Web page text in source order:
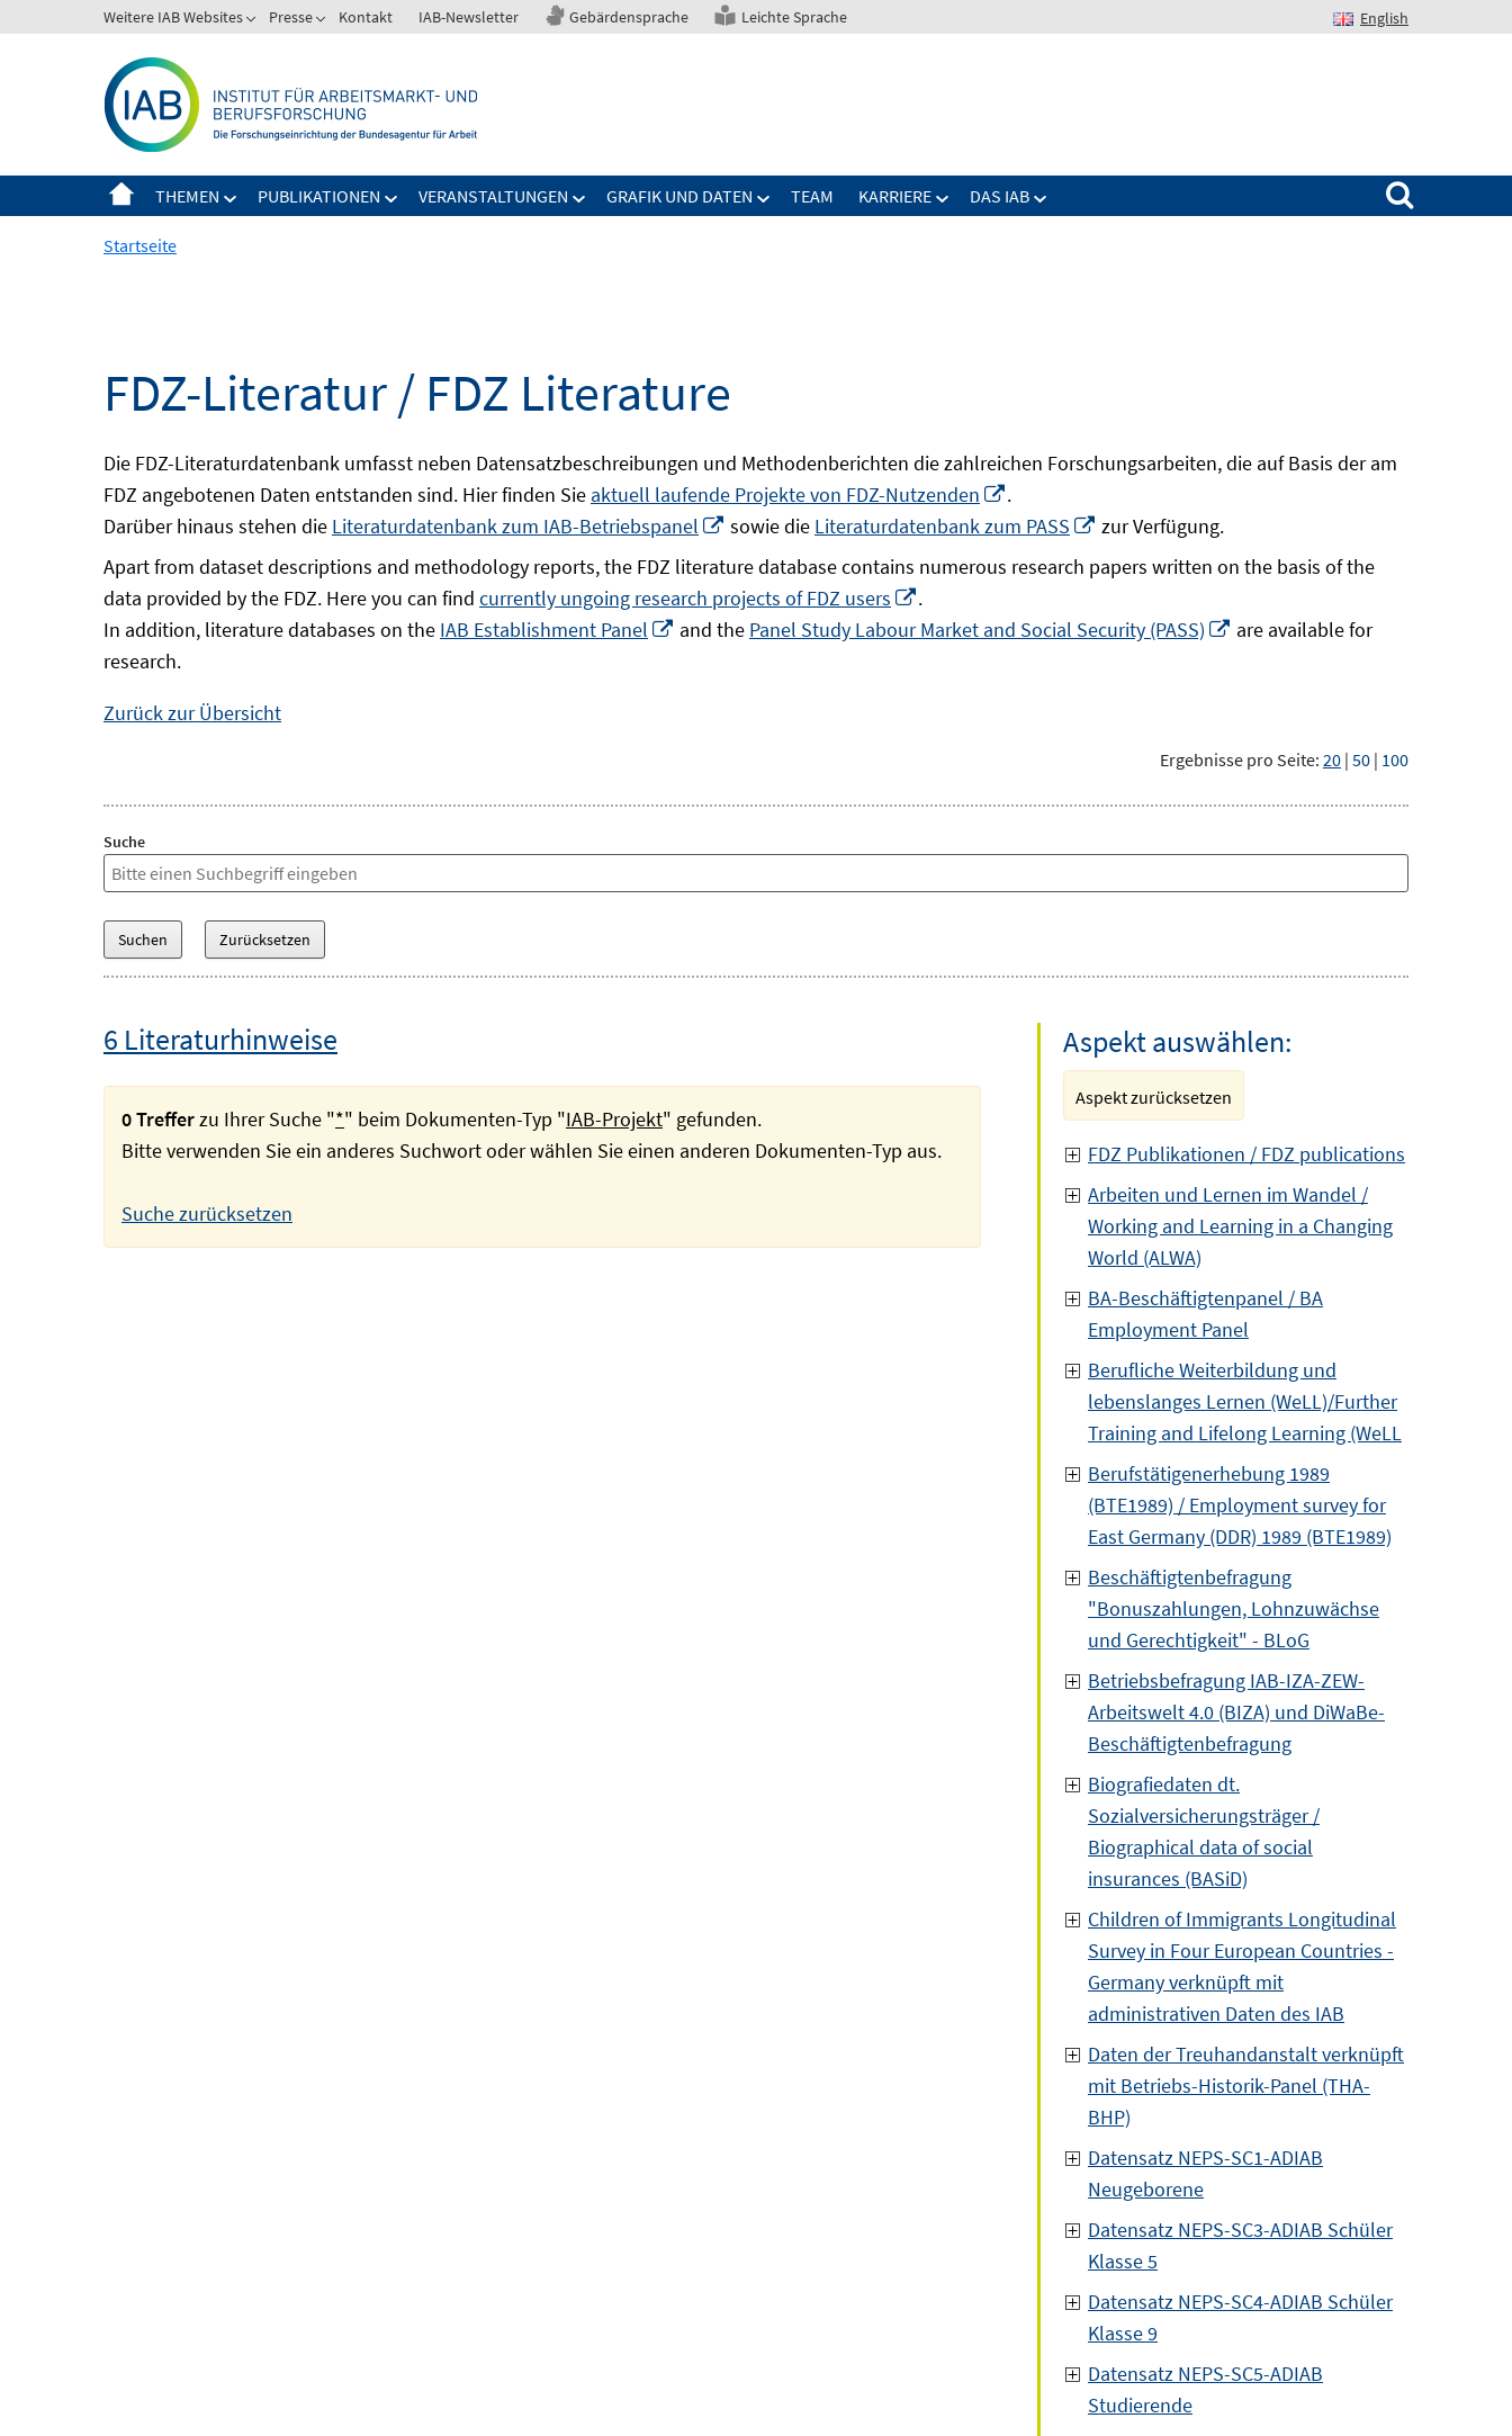
zum
Weitere IAB Websites Presse Kontakt IAB-Newsletter Gebärdensprache Leichte Sprache English
THEMEN PUBLIKATIONEN VERANSTALTUNGEN GRAFIK UND DATEN TEAM KARRIERE DAS IAB
Suchen nach:
Startseite
FDZ-Literatur / FDZ Literature
Die FDZ-Literaturdatenbank umfasst neben Datensatzbeschreibungen und Methodenberichten die zahlreichen Forschungsarbeiten, die auf Basis der am
FDZ angebotenen Daten entstanden sind. Hier finden Sie aktuell laufende Projekte von FDZ-Nutzenden
In
neuem
.
Darüber hinaus stehen die Literaturdatenbank zum IAB-Betriebspanel
In
neuem
Fenster
öffnen
sowie die Literaturdatenbank zum PASS
In
öffnen
zur Verfügung.
Apart from dataset descriptions and methodology reports, the FDZ literature database contains numerous research papers written on the basis of the
data provided by the FDZ. Here you can find currently ungoing research projects of FDZ users
In
neuem
.
In addition, literature databases on the IAB Establishment Panel
In
and the Panel Study Labour Market and Social Security (PASS)
In
are available for
research.
Zurück zur Übersicht
Ergebnisse pro Seite: 20 | 50 | 100
Suche
6 Literaturhinweise
0 Trefferzu Ihrer Suche "*" beim Dokumenten-Typ "IAB-Projekt" gefunden.
Bitte verwenden Sie ein anderes Suchwort oder wählen Sie einen anderen Dokumenten-Typ aus.
Suche zurücksetzen
Aspekt auswählen:
Aspekt zurücksetzen
FDZ Publikationen / FDZ publications
Arbeiten und Lernen im Wandel /
Working and Learning in a Changing
World (ALWA)
BA-Beschäftigtenpanel / BA
Employment Panel
Berufliche Weiterbildung und
lebenslanges Lernen (WeLL)/Further
Training and Lifelong Learning (WeLL
Berufstätigenerhebung 1989
(BTE1989) / Employment survey for
East Germany (DDR) 1989 (BTE1989)
Beschäftigtenbefragung
"Bonuszahlungen, Lohnzuwächse
und Gerechtigkeit" - BLoG
Betriebsbefragung IAB-IZA-ZEW-
Arbeitswelt 4.0 (BIZA) und DiWaBe-
Beschäftigtenbefragung
Biografiedaten dt.
Sozialversicherungsträger /
Biographical data of social
insurances (BASiD)
Children of Immigrants Longitudinal
Survey in Four European Countries -
Germany verknüpft mit
administrativen Daten des IAB
Daten der Treuhandanstalt verknüpft
mit Betriebs-Historik-Panel (THA-
BHP)
Datensatz NEPS-SC1-ADIAB
Neugeborene
Datensatz NEPS-SC3-ADIAB Schüler
Klasse 5
Datensatz NEPS-SC4-ADIAB Schüler
Klasse 9
Datensatz NEPS-SC5-ADIAB
Studierende